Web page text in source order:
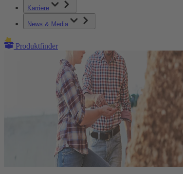
Karriere
News & Media
Produktfinder